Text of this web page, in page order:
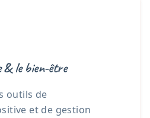
& le bien-être
outils de
et de gestion